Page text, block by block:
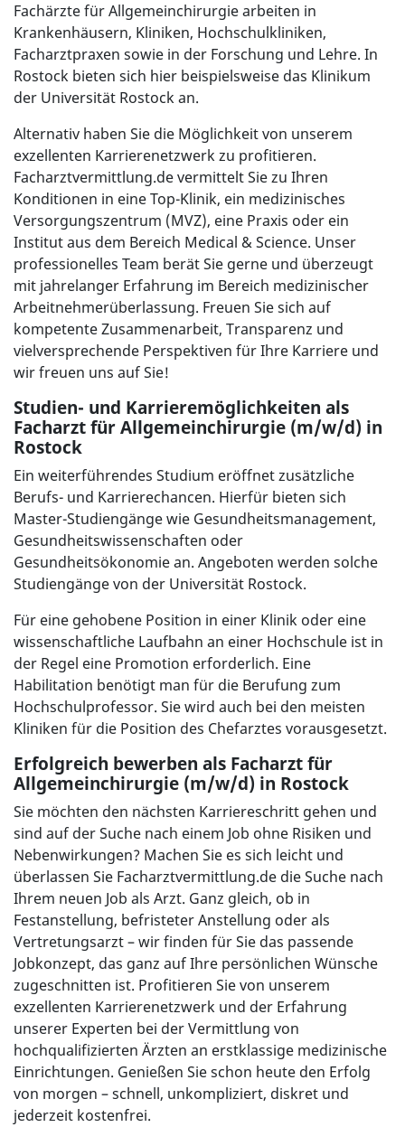
Fachärzte für Allgemeinchirurgie arbeiten in
Krankenhäusern, Kliniken, Hochschulkliniken,
Facharztpraxen sowie in der Forschung und Lehre. In
Rostock bieten sich hier beispielsweise das Klinikum
der Universität Rostock an.
Alternativ haben Sie die Möglichkeit von unserem
exzellenten Karrierenetzwerk zu profitieren.
Facharztvermittlung.de vermittelt Sie zu Ihren
Konditionen in eine Top-Klinik, ein medizinisches
Versorgungszentrum (MVZ), eine Praxis oder ein
Institut aus dem Bereich Medical & Science. Unser
professionelles Team berät Sie gerne und überzeugt
mit jahrelanger Erfahrung im Bereich medizinischer
Arbeitnehmerüberlassung. Freuen Sie sich auf
kompetente Zusammenarbeit, Transparenz und
vielversprechende Perspektiven für Ihre Karriere und
wir freuen uns auf Sie!
Studien- und Karrieremöglichkeiten als
Facharzt für Allgemeinchirurgie (m/w/d) in
Rostock
Ein weiterführendes Studium eröffnet zusätzliche
Berufs- und Karrierechancen. Hierfür bieten sich
Master-Studiengänge wie Gesundheitsmanagement,
Gesundheitswissenschaften oder
Gesundheitsökonomie an. Angeboten werden solche
Studiengänge von der Universität Rostock.
Für eine gehobene Position in einer Klinik oder eine
wissenschaftliche Laufbahn an einer Hochschule ist in
der Regel eine Promotion erforderlich. Eine
Habilitation benötigt man für die Berufung zum
Hochschulprofessor. Sie wird auch bei den meisten
Kliniken für die Position des Chefarztes vorausgesetzt.
Erfolgreich bewerben als Facharzt für
Allgemeinchirurgie (m/w/d) in Rostock
Sie möchten den nächsten Karriereschritt gehen und
sind auf der Suche nach einem Job ohne Risiken und
Nebenwirkungen? Machen Sie es sich leicht und
überlassen Sie Facharztvermittlung.de die Suche nach
Ihrem neuen Job als Arzt. Ganz gleich, ob in
Festanstellung, befristeter Anstellung oder als
Vertretungsarzt – wir finden für Sie das passende
Jobkonzept, das ganz auf Ihre persönlichen Wünsche
zugeschnitten ist. Profitieren Sie von unserem
exzellenten Karrierenetzwerk und der Erfahrung
unserer Experten bei der Vermittlung von
hochqualifizierten Ärzten an erstklassige medizinische
Einrichtungen. Genießen Sie schon heute den Erfolg
von morgen – schnell, unkompliziert, diskret und
jederzeit kostenfrei.